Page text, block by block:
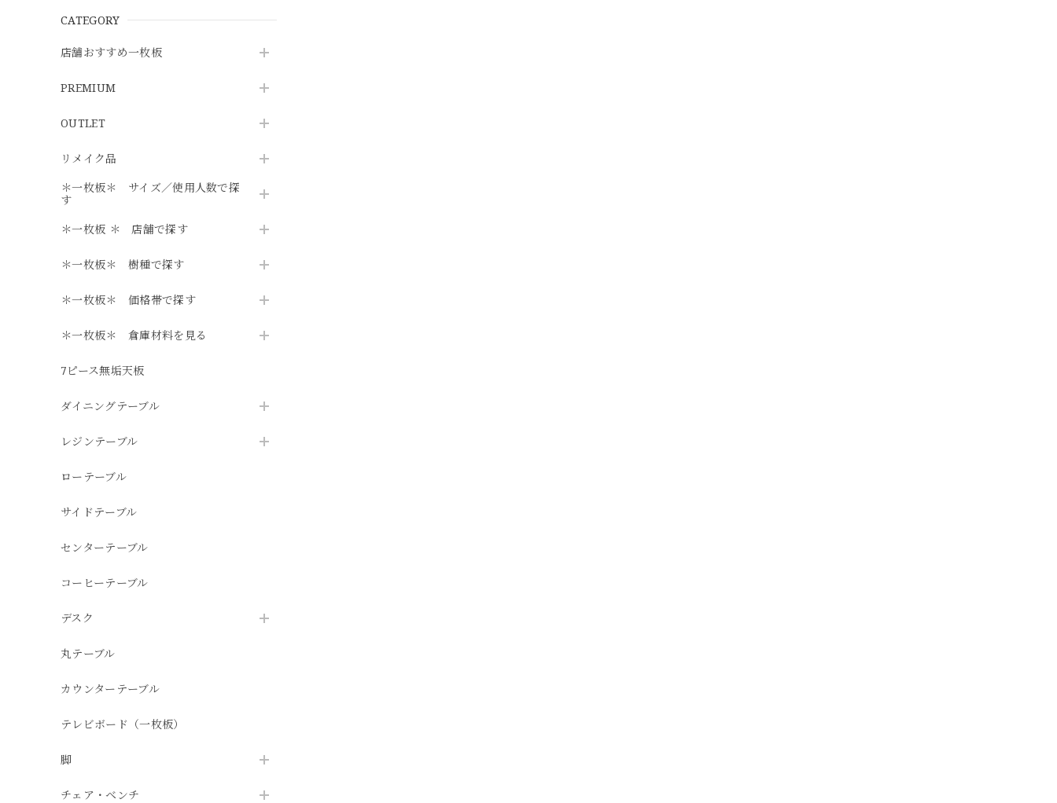
CATEGORY
店舗おすすめ一枚板
PREMIUM
OUTLET
リメイク品
＊一枚板＊ サイズ／使用人数で探
す
＊一枚板 ＊ 店舗で探す
＊一枚板＊ 樹種で探す
＊一枚板＊ 価格帯で探す
＊一枚板＊ 倉庫材料を見る
7ピース無垢天板
ダイニングテーブル
レジンテーブル
ローテーブル
サイドテーブル
センターテーブル
コーヒーテーブル
デスク
丸テーブル
カウンターテーブル
テレビボード（一枚板）
脚
チェア・ベンチ